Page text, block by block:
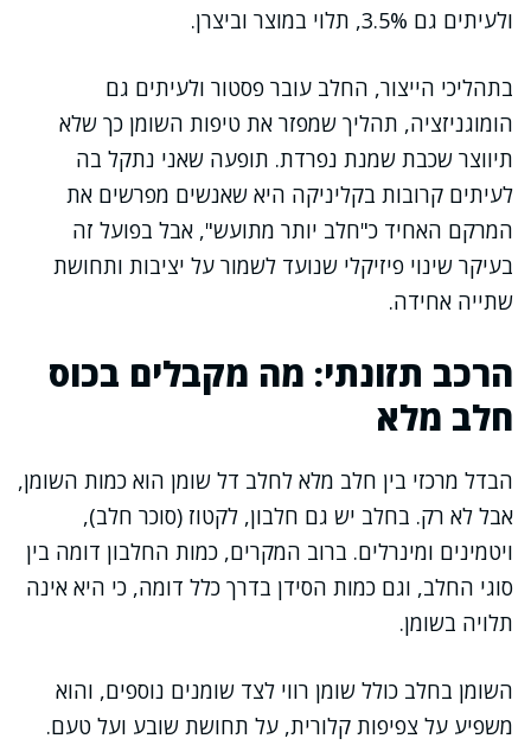
ולעיתים גם 3.5%, תלוי במוצר וביצרן.
בתהליכי הייצור, החלב עובר פסטור ולעיתים גם
הומוגניזציה, תהליך שמפזר את טיפות השומן כך שלא
תיווצר שכבת שמנת נפרדת. תופעה שאני נתקל בה
לעיתים קרובות בקליניקה היא שאנשים מפרשים את
המרקם האחיד כ"חלב יותר מתועש", אבל בפועל זה
בעיקר שינוי פיזיקלי שנועד לשמור על יציבות ותחושת
שתייה אחידה.
הרכב תזונתי: מה מקבלים בכוס
חלב מלא
הבדל מרכזי בין חלב מלא לחלב דל שומן הוא כמות השומן,
אבל לא רק. בחלב יש גם חלבון, לקטוז (סוכר חלב),
ויטמינים ומינרלים. ברוב המקרים, כמות החלבון דומה בין
סוגי החלב, וגם כמות הסידן בדרך כלל דומה, כי היא אינה
תלויה בשומן.
השומן בחלב כולל שומן רווי לצד שומנים נוספים, והוא
משפיע על צפיפות קלורית, על תחושת שובע ועל טעם.